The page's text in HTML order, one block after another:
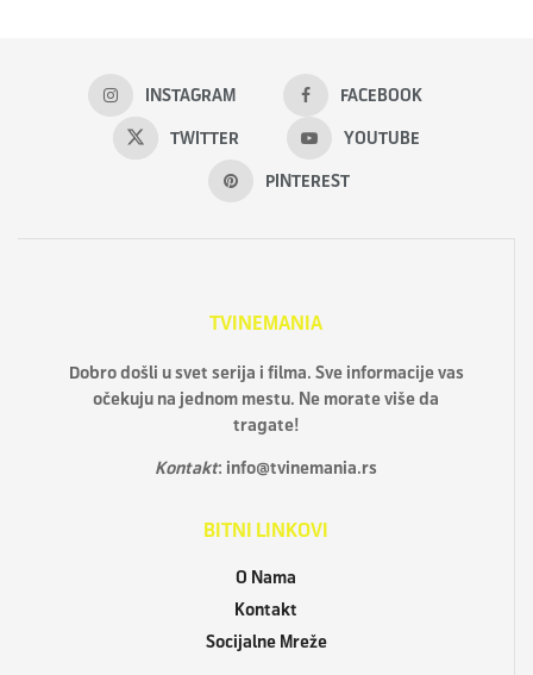
INSTAGRAM FACEBOOK
TWITTER YOUTUBE
PINTEREST
TVINEMANIA
Dobro došli u svet serija i filma. Sve informacije vas
očekuju na jednom mestu. Ne morate više da
tragate!
Kontakt: info@tvinemania.rs
BITNI LINKOVI
O Nama
Kontakt
Socijalne Mreže